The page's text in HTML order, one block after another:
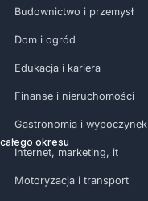
okresu
Budownictwo i przemysł
Dom i ogród
Edukacja i kariera
Finanse i nieruchomości
Gastronomia i wypoczynek
Internet, marketing, it
Motoryzacja i transport